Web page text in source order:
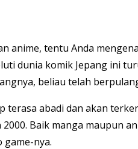
anime, tentu Anda
dunia komik Jepang ini
beliau telah
terasa abadi dan akan
Baik manga maupun
game-nya.